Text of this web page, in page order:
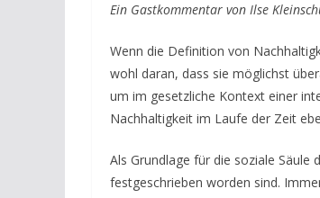
Ein Gastkommentar von Ilse
Wenn die Definition von
wohl daran, dass sie möglichst
um im gesetzliche Kontext einer
Nachhaltigkeit im Laufe der Zeit
Als Grundlage für die soziale Säule
festgeschrieben worden sind.